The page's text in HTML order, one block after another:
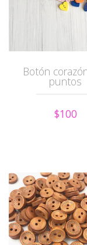
Botón
puntos
$100